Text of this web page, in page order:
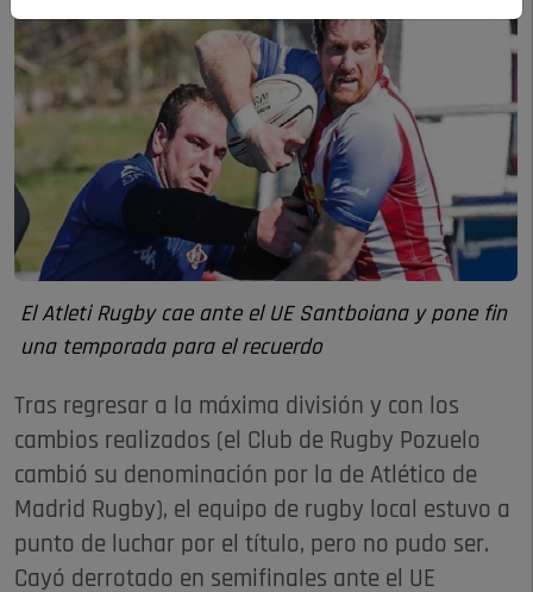
El Atleti Rugby cae ante el UE Santboiana y pone fin
una temporada para el recuerdo
Tras regresar a la máxima división y con los
cambios realizados (el Club de Rugby Pozuelo
cambió su denominación por la de Atlético de
Madrid Rugby), el equipo de rugby local estuvo a
punto de luchar por el título, pero no pudo ser.
Cayó derrotado en semifinales ante el UE